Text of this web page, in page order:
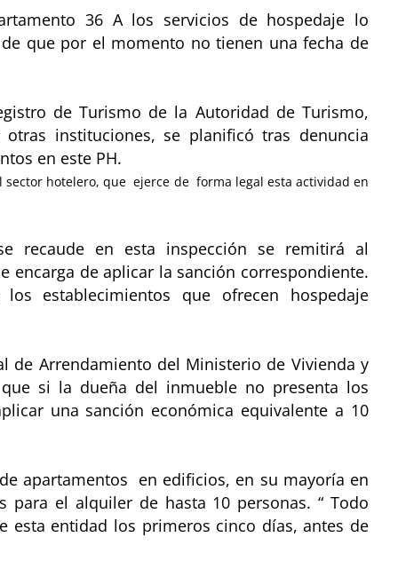
36 A los servicios de hospedaje lo
que por el momento no tienen una fecha de
de Turismo de la Autoridad de Turismo,
instituciones, se planificó tras denuncia
en este PH.
hotelero, que ejerce de forma legal esta actividad en
recaude en esta inspección se remitirá al
encarga de aplicar la sanción correspondiente.
establecimientos que ofrecen hospedaje
de Arrendamiento del Ministerio de Vivienda y
si la dueña del inmueble no presenta los
una sanción económica equivalente a 10
apartamentos en edificios, en su mayoría en
el alquiler de hasta 10 personas. “ Todo
esta entidad los primeros cinco días, antes de